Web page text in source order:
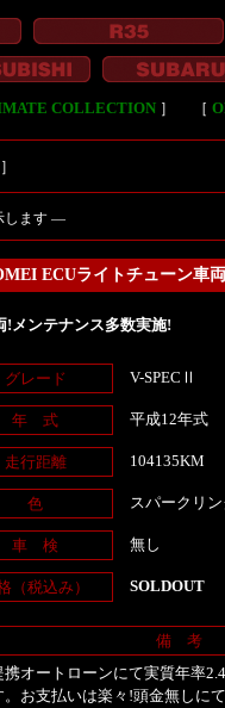
COLLECTION］ ［
］
します ―
ECUライトチューン車両
!メンテナンス多数実施!
グレード V-SPECⅡ
年 式 平成12年式
走行距離 104135KM
色 スパークリ
車 検 無し
（税込み） SOLDOUT
備 考
携オートローンにて実質年率
。お支払いは楽々!頭金無しに